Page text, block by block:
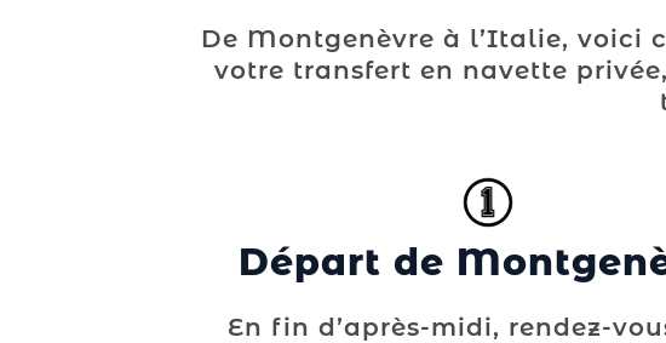
De Montgenèvre à l’Italie, voici
votre transfert en navette
Départ de
En fin d’après-midi, rendez-